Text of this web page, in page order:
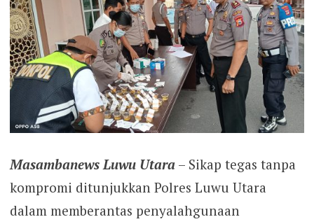
Masambanews Luwu Utara– Sikap tegas tanpa
kompromi ditunjukkan Polres Luwu Utara
dalam memberantas penyalahgunaan